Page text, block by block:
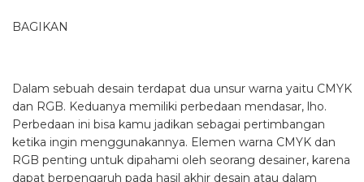
BAGIKAN
Dalam sebuah desain terdapat dua unsur warna yaitu CMYK
dan RGB. Keduanya memiliki perbedaan mendasar, lho.
Perbedaan ini bisa kamu jadikan sebagai pertimbangan
ketika ingin menggunakannya. Elemen warna CMYK dan
RGB penting untuk dipahami oleh seorang desainer, karena
dapat berpengaruh pada hasil akhir desain atau dalam